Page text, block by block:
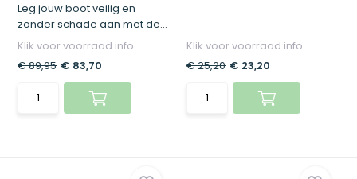
Leg jouw boot veilig en
zonder schade aan met de...
Klik voor voorraad info
€ 89,95 € 83,70
Klik voor voorraad info
€ 25,20 € 23,20